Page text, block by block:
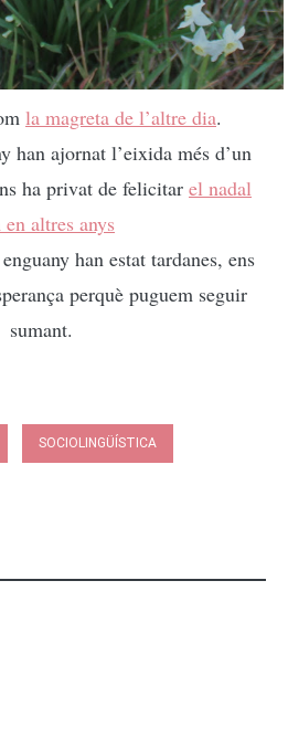
la magreta de l’altre dia.
han ajornat l’eixida més d’un
ha privat de felicitar el nadal
altres anys
han estat tardanes, ens
perquè puguem seguir
sumant.
SOCIOLINGÜÍSTICA